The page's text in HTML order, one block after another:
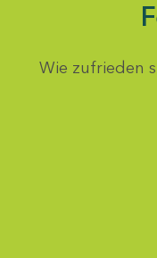
Wie zufrieden